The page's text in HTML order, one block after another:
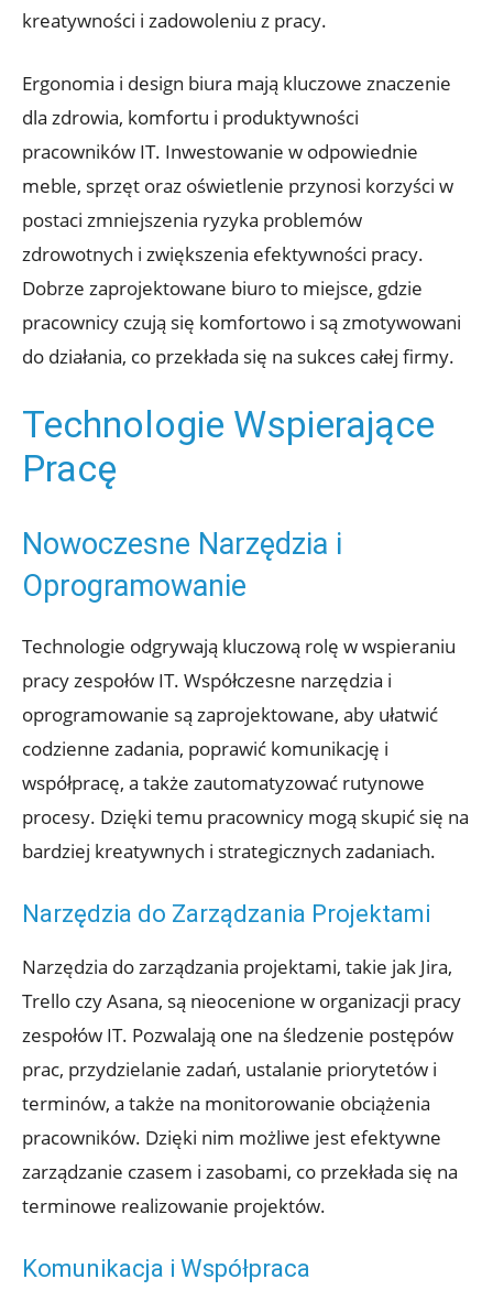
kreatywności i zadowoleniu z pracy.
Ergonomia i design biura mają kluczowe znaczenie
dla zdrowia, komfortu i produktywności
pracowników IT. Inwestowanie w odpowiednie
meble, sprzęt oraz oświetlenie przynosi korzyści w
postaci zmniejszenia ryzyka problemów
zdrowotnych i zwiększenia efektywności pracy.
Dobrze zaprojektowane biuro to miejsce, gdzie
pracownicy czują się komfortowo i są zmotywowani
do działania, co przekłada się na sukces całej firmy.
Technologie Wspierające
Pracę
Nowoczesne Narzędzia i
Oprogramowanie
Technologie odgrywają kluczową rolę w wspieraniu
pracy zespołów IT. Współczesne narzędzia i
oprogramowanie są zaprojektowane, aby ułatwić
codzienne zadania, poprawić komunikację i
współpracę, a także zautomatyzować rutynowe
procesy. Dzięki temu pracownicy mogą skupić się na
bardziej kreatywnych i strategicznych zadaniach.
Narzędzia do Zarządzania Projektami
Narzędzia do zarządzania projektami, takie jak Jira,
Trello czy Asana, są nieocenione w organizacji pracy
zespołów IT. Pozwalają one na śledzenie postępów
prac, przydzielanie zadań, ustalanie priorytetów i
terminów, a także na monitorowanie obciążenia
pracowników. Dzięki nim możliwe jest efektywne
zarządzanie czasem i zasobami, co przekłada się na
terminowe realizowanie projektów.
Komunikacja i Współpraca